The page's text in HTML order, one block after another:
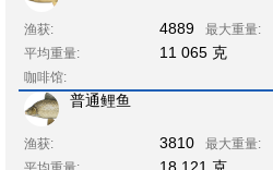
渔获: 4889 最大重量:
平均重量: 11 065 克
咖啡馆:
普通鲤鱼
渔获: 3810 最大重量:
18 121 克